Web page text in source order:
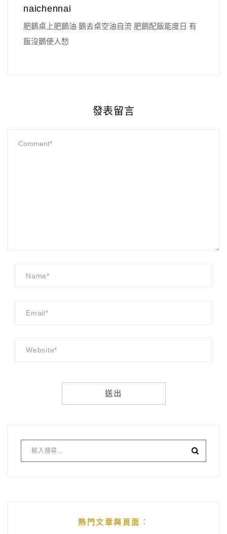
naichennai
肥鵝桌上肥鵝油 鵝去桌空油自流 肥鵝配飯能度日 有
飯沒鵝使人愁
發表留言
熱門文章與頁面︰